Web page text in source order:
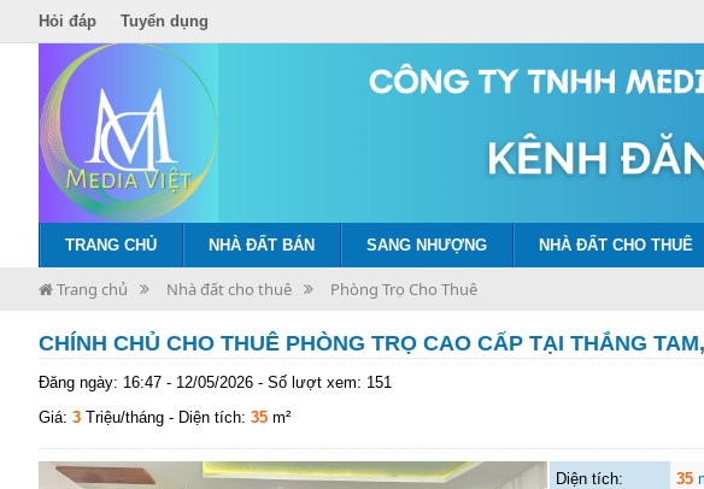
Hỏi đáp Tuyển dụng
TRANG CHỦ NHÀ ĐẤT BÁN SANG NHƯỢNG NHÀ ĐẤT CHO THUÊ
Trang chủ Nhà đất cho thuê Phòng Trọ Cho Thuê
CHÍNH CHỦ CHO THUÊ PHÒNG TRỌ CAO CẤP TẠI THẮNG
Đăng ngày: 16:47 - 12/05/2026 - Số lượt xem: 151
Giá: 3 Triệu/tháng - Diện tích: 35 m²
Diện tích: 35